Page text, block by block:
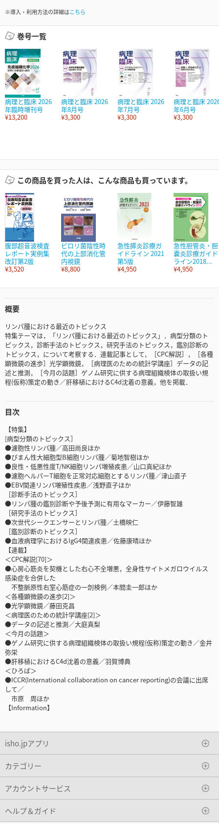
※導入・利用方法の詳細はこちら
巻号一覧
病理と臨床 2026
年臨時増刊号
¥13,200
病理と臨床 2026
年8月号
¥3,300
病理と臨床 2026
年7月号
¥3,300
病理と臨床
年6月号
¥3,300
この商品を買った人は、こんな商品も買っています。
腹部超音波検査
レポート実例集
改訂第2版
¥3,520
ピロリ菌陰性時
代の上部消化管
内視鏡
¥8,800
急性膵炎診療ガ
イドライン 2021
第5版
¥4,950
急性胆管炎・胆
嚢炎診療ガイド
ライン2018...
¥4,950
概要
リンパ腫における最近のトピックス
特集テーマは，「リンパ腫における最近のトピックス」．病型分類のト
ピックス，診断手法のトピックス，研究手法のトピックス，鑑別診断の
トピックス，について考察する．連載記事として，［CPC解説］，［各種
顕微鏡の進歩］光学顕微鏡，［病理医のための統計学講座］データの記
述と推測，［今月の話題］ゲノム研究に供する病理組織検体の取扱い規
程(仮称)策定の動き／肝移植におけるC4d沈着の意義，他を掲載．
目次
【特集】
[病型分類のトピックス］
●濾胞性リンパ腫／高田尚良ほか
●びまん性大細胞型B細胞リンパ腫／菊地智樹ほか
●良性・低悪性度T/NK細胞リンパ増殖疾患／山口真紀ほか
●濾胞ヘルパーT細胞を正常対応細胞とするリンパ腫／津山直子
●EBV関連リンパ増殖性疾患／浅野直子ほか
［診断手法のトピックス］
●リンパ腫の鑑別診断や予後予測に有用なマーカー／伊藤智雄
［研究手法のトピックス］
●次世代シークエンサーとリンパ腫／土橋映仁
［鑑別診断のトピックス］
●血液病理学におけるIgG4関連疾患／佐藤康晴ほか
【連載】
＜CPC解説[70]＞
●心房心筋炎を契機とした右心不全増悪，全身性サイトメガロウイルス
感染症を合併した
不整脈原性右室心筋症の一剖検例／本間圭一郎ほか
＜各種顕微鏡の進歩[2]＞
●光学顕微鏡／藤田克昌
＜病理医のための統計学講座[2]＞
●データの記述と推測／大庭真梨
＜今月の話題＞
●ゲノム研究に供する病理組織検体の取扱い規程(仮称)策定の動き／金井
弥栄
●肝移植におけるC4d沈着の意義／羽賀博典
＜ひろば＞
●ICCR(International collaboration on cancer reporting)の会議に出席
して／
市原 周ほか
【Information】
isho.jpアプリ
カテゴリー
アカウントサービス
ヘルプ＆ガイド